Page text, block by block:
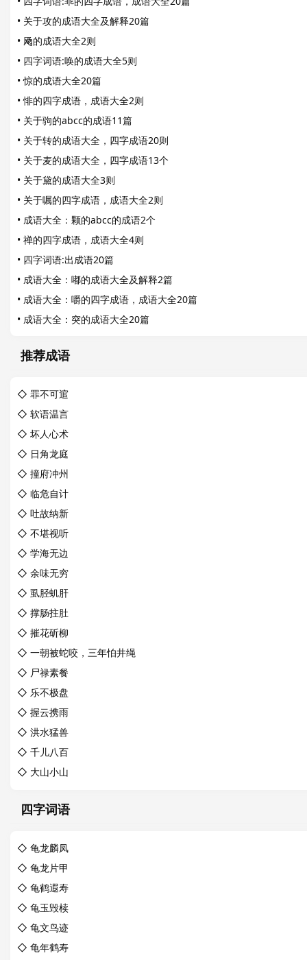
• 关于攻的成语大全及解释20篇
• 飏的成语大全2则
• 四字词语:唤的成语大全5则
•惊的成语大全20篇
•悱的四字成语，成语大全2则
• 关于驹的abcc的成语11篇
• 关于转的成语大全，四字成语20则
• 关于麦的成语大全，四字成语13个
• 关于黛的成语大全3则
• 关于嘱的四字成语，成语大全2则
• 成语大全：颗的abcc的成语2个
• 禅的四字成语，成语大全4则
• 四字词语:出成语20篇
• 成语大全：嘟的成语大全及解释2篇
• 成语大全：嚼的四字成语，成语大全20篇
• 成语大全：突的成语大全20篇
推荐成语
◇ 罪不可逭
◇ 软语温言
◇ 坏人心术
◇ 日角龙庭
◇ 撞府冲州
◇ 临危自计
◇ 吐故纳新
◇ 不堪视听
◇ 学海无边
◇ 余味无穷
◇ 虱胫虮肝
◇ 撑肠拄肚
◇ 摧花斫柳
◇ 一朝被蛇咬，三年怕井绳
◇ 尸禄素餐
◇ 乐不极盘
◇ 握云携雨
◇ 洪水猛兽
◇ 千儿八百
◇ 大山小山
四字词语
◇ 龟龙麟凤
◇ 龟龙片甲
◇ 龟鹤遐寿
◇ 龟玉毁椟
◇ 龟文鸟迹
◇ 龟年鹤寿